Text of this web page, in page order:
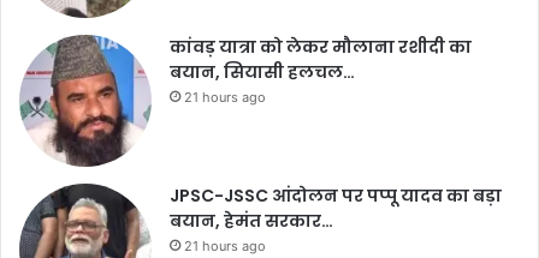
कांवड़ यात्रा को लेकर मौलाना रशीदी का
बयान, सियासी हलचल…
21 hours ago
JPSC-JSSC आंदोलन पर पप्पू यादव का बड़ा
बयान, हेमंत सरकार…
21 hours ago